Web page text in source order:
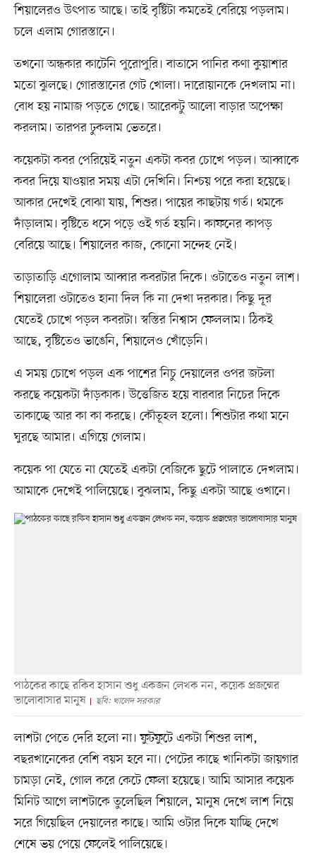
শিয়ালেরও উৎপাত আছে। তাই বৃষ্টিটা কমতেই বেরিয়ে পড়লাম।
চলে এলাম গোরস্তানে।
তখনো অন্ধকার কাটেনি পুরোপুরি। বাতাসে পানির কণা কুয়াশার
মতো ঝুলছে। গোরস্তানের গেট খোলা। দারোয়ানকে দেখলাম না।
বোধ হয় নামাজ পড়তে গেছে। আরেকটু আলো বাড়ার অপেক্ষা
করলাম। তারপর ঢুকলাম ভেতরে।
কয়েকটা কবর পেরিয়েই নতুন একটা কবর চোখে পড়ল। আব্বাকে
কবর দিয়ে যাওয়ার সময় এটা দেখিনি। নিশ্চয় পরে করা হয়েছে।
আকার দেখেই বোঝা যায়, শিশুর। পায়ের কাছটায় গর্ত। থমকে
দাঁড়ালাম। বৃষ্টিতে ধসে পড়ে ওই গর্ত হয়নি। কাফনের কাপড়
বেরিয়ে আছে। শিয়ালের কাজ, কোনো সন্দেহ নেই।
তাড়াতাড়ি এগোলাম আব্বার কবরটার দিকে। ওটাতেও নতুন লাশ।
শিয়ালেরা ওটাতেও হানা দিল কি না দেখা দরকার। কিছু দূর
যেতেই চোখে পড়ল কবরটা। স্বস্তির নিশ্বাস ফেললাম। ঠিকই
আছে, বৃষ্টিতেও ভাঙেনি, শিয়ালেও খোঁড়েনি।
এ সময় চোখে পড়ল এক পাশের নিচু দেয়ালের ওপর জটলা
করছে কয়েকটা দাঁড়কাক। উত্তেজিত হয়ে বারবার নিচের দিকে
তাকাচ্ছে আর কা কা করছে। কৌতূহল হলো। শিশুটার কথা মনে
ঘুরছে আমার। এগিয়ে গেলাম।
কয়েক পা যেতে না যেতেই একটা বেজিকে ছুটে পালাতে দেখলাম।
আমাকে দেখেই পালিয়েছে। বুঝলাম, কিছু একটা আছে ওখানে।
পাঠকের কাছে রকিব হাসান শুধু একজন লেখক নন, কয়েক প্রজন্মের
ভালোবাসার মানুষ
ছবি: খালেদ সরকার
লাশটা পেতে দেরি হলো না। ফুটফুটে একটা শিশুর লাশ,
বছরখানেকের বেশি বয়স হবে না। পেটের কাছে খানিকটা জায়গার
চামড়া নেই, গোল করে কেটে ফেলা হয়েছে। আমি আসার কয়েক
মিনিট আগে লাশটাকে তুলেছিল শিয়ালে, মানুষ দেখে লাশ নিয়ে
সরে গিয়েছিল দেয়ালের কাছে। আমি ওটার দিকে যাচ্ছি দেখে
শেষে ভয় পেয়ে ফেলেই পালিয়েছে।